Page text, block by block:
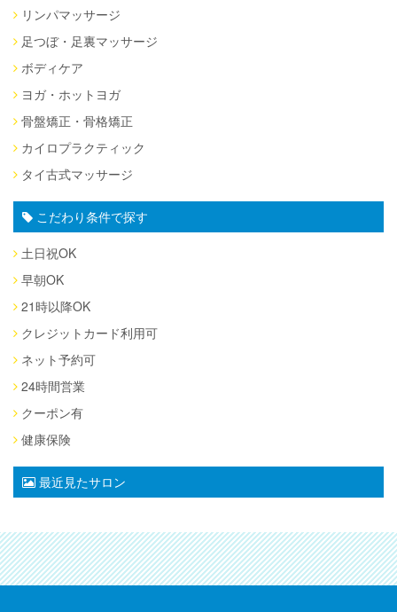
リンパマッサージ
足つぼ・足裏マッサージ
ボディケア
ヨガ・ホットヨガ
骨盤矯正・骨格矯正
カイロプラクティック
タイ古式マッサージ
こだわり条件で探す
土日祝OK
早朝OK
21時以降OK
クレジットカード利用可
ネット予約可
24時間営業
クーポン有
健康保険
最近見たサロン